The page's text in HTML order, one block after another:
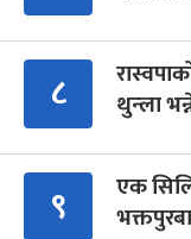
८
थुन्ला
९
एक